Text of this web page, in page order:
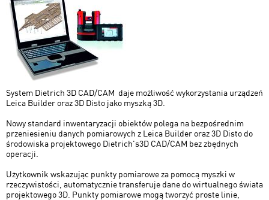
System Dietrich 3D CAD/CAM daje możliwość wykorzystania urządzeń
Leica Builder oraz 3D Disto jako myszką 3D.
Nowy standard inwentaryzacji obiektów polega na bezpośrednim
przeniesieniu danych pomiarowych z Leica Builder oraz 3D Disto do
środowiska projektowego Dietrich's3D CAD/CAM bez zbędnych
operacji.
Użytkownik wskazując punkty pomiarowe za pomocą myszki w
rzeczywistości, automatycznie transferuje dane do wirtualnego świata
projektowego 3D. Punkty pomiarowe mogą tworzyć proste linie,